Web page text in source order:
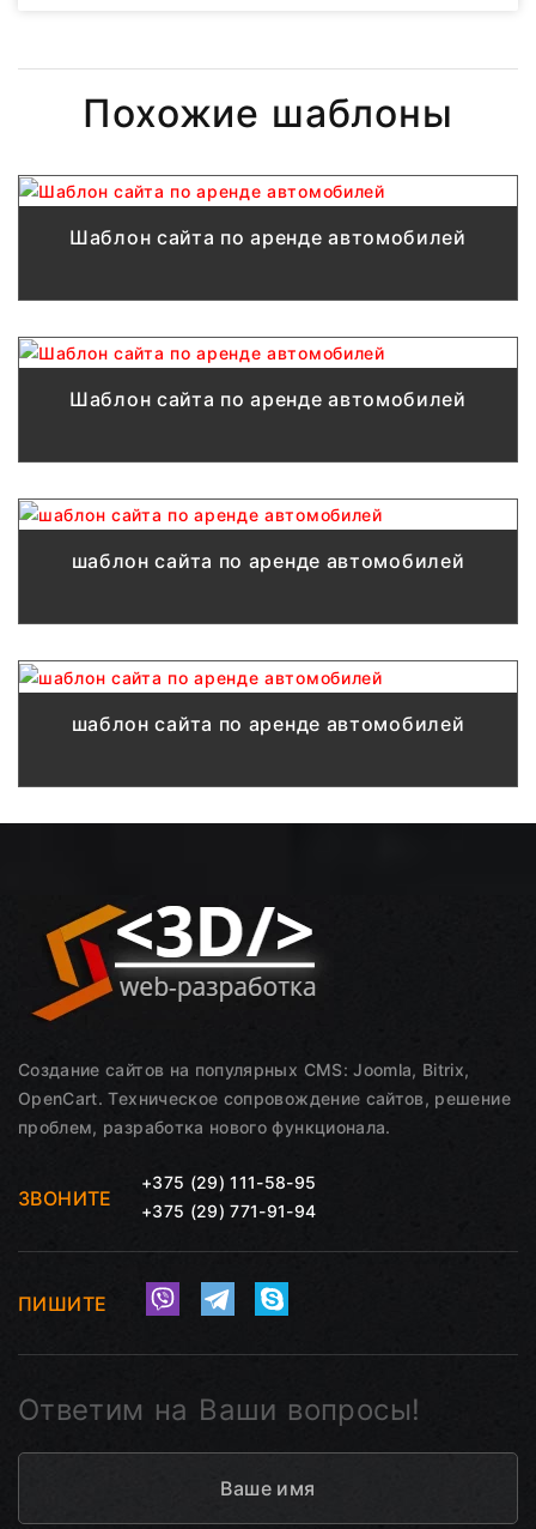
Похожие шаблоны
Шаблон сайта по аренде автомобилей
Шаблон сайта по аренде автомобилей
шаблон сайта по аренде автомобилей
шаблон сайта по аренде автомобилей
Создание сайтов на популярных CMS: Joomla, Bitrix,
OpenCart. Техническое сопровождение сайтов, решение
проблем, разработка нового функционала.
ЗВОНИТЕ
+375 (29) 111-58-95
+375 (29) 771-91-94
ПИШИТЕ
Ответим на Ваши вопросы!